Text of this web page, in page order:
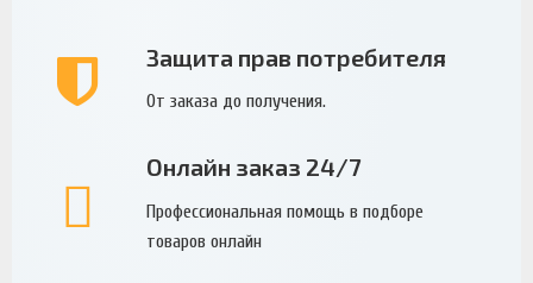
Защита прав потребителя
От заказа до получения.
Онлайн заказ 24/7
Профессиональная помощь в подборе
товаров онлайн